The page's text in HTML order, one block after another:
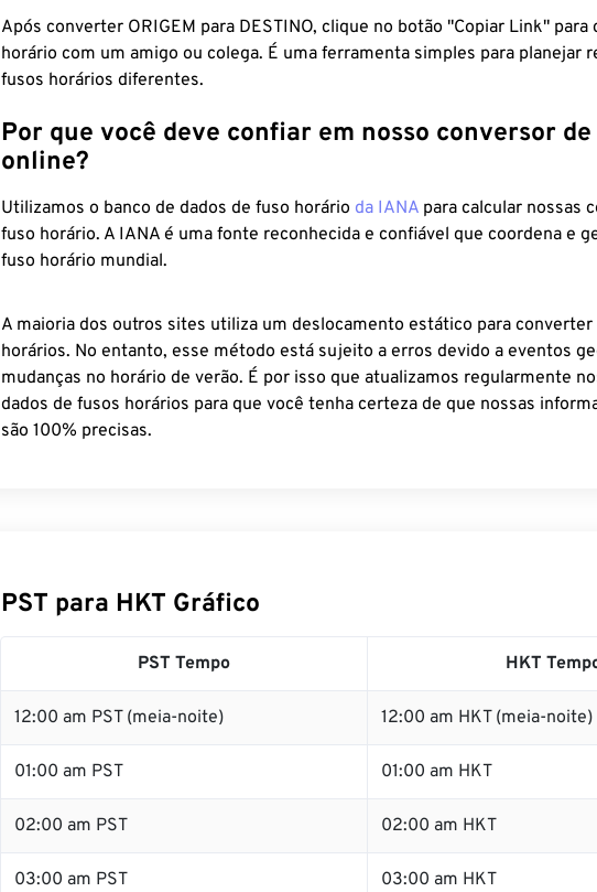
Após converter ORIGEM para DESTINO, clique no botão "Copiar Link"
horário com um amigo ou colega. É uma ferramenta simples para planejar
fusos horários diferentes.
Por que você deve confiar em nosso conversor
online?
Utilizamos o banco de dados de fuso horário da IANA para calcular nossas
fuso horário. A IANA é uma fonte reconhecida e confiável que coordena e
fuso horário mundial.
A maioria dos outros sites utiliza um deslocamento estático para
horários. No entanto, esse método está sujeito a erros devido a eventos
mudanças no horário de verão. É por isso que atualizamos regularmente
dados de fusos horários para que você tenha certeza de que nossas
são 100% precisas.
PST para HKT Gráfico
PST Tempo HKT
12:00 am PST (meia-noite) 12:00 am HKT (meia-noite)
01:00 am PST 01:00 am HKT
02:00 am PST 02:00 am HKT
03:00 am PST 03:00 am HKT